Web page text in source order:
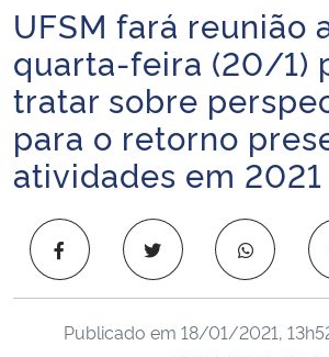
Ministério da Agricultura, Pecuária e Abastecimento
Ministério da Educação
Ministério da Cidadania
Ministério da Saúde
Ministério de Minas e Energia
Ministério da Ciência, Tecnologia, Inovações e
Início do conteúdo
UFSM fará reunião
quarta-feira (20/1)
tratar sobre
para o retorno
atividades em 2021
Publicado em 18/01/2021,